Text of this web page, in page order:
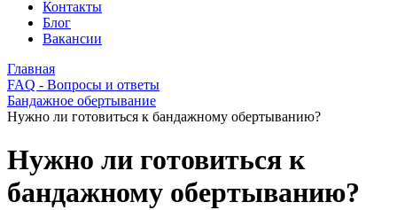
Контакты
Блог
Вакансии
Главная
FAQ - Вопросы и ответы
Бандажное обертывание
Нужно ли готовиться к бандажному обертыванию?
Нужно ли готовиться к
бандажному обертыванию?